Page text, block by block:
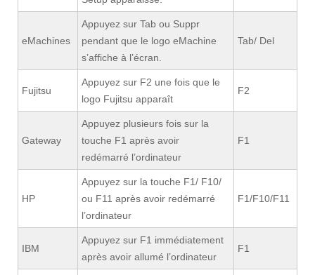
eMachines
Appuyez sur Tab ou Suppr
pendant que le logo eMachine
s’affiche à l’écran.
Tab/ Del
Fujitsu
Appuyez sur F2 une fois que le
logo Fujitsu apparaît
F2
Gateway
Appuyez plusieurs fois sur la
touche F1 après avoir
redémarré l’ordinateur
F1
HP
Appuyez sur la touche F1/ F10/
ou F11 après avoir redémarré
l’ordinateur
F1/F10/F11
IBM
Appuyez sur F1 immédiatement
après avoir allumé l’ordinateur
F1